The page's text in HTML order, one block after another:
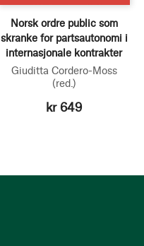
Norsk ordre public som
skranke for partsautonomi i
internasjonale kontrakter
Giuditta Cordero-Moss
(red.)
kr 649